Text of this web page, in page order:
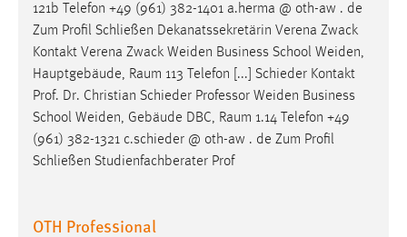
121b Telefon +49 (961) 382-1401 a.herma @ oth-aw . de
Zum Profil Schließen Dekanatssekretärin Verena Zwack
Kontakt Verena Zwack Weiden Business School Weiden,
Hauptgebäude, Raum 113 Telefon [...] Schieder Kontakt
Prof. Dr. Christian Schieder Professor Weiden Business
School Weiden, Gebäude DBC, Raum 1.14 Telefon +49
(961) 382-1321 c.schieder @ oth-aw . de Zum Profil
Schließen Studienfachberater Prof
OTH Professional